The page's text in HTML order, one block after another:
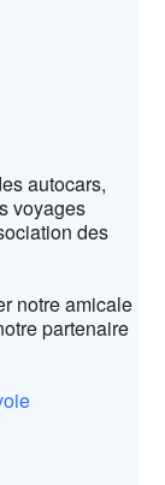
autocars,
voyages
des
notre amicale
partenaire